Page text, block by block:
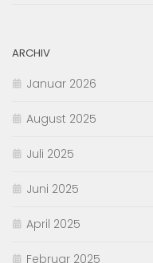
ARCHIV
Januar 2026
August 2025
Juli 2025
Juni 2025
April 2025
Februar 2025